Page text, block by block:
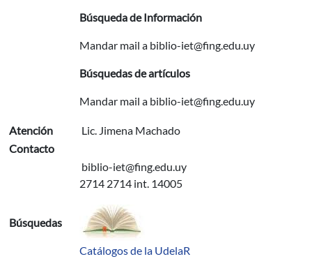
Búsqueda de Información
Mandar mail a biblio-iet@fing.edu.uy
Búsquedas de artículos
Mandar mail a biblio-iet@fing.edu.uy
Atención
Lic. Jimena Machado
Contacto
biblio-iet@fing.edu.uy
2714 2714 int. 14005
Búsquedas
Catálogos de la UdelaR